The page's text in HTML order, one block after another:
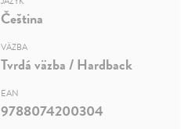
Čeština
VÄZBA
Tvrdá väzba / Hardback
EAN
9788074200304